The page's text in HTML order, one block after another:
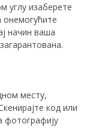
углу изаберете
онемогућите
начин ваша
месту,
код или
фотографију